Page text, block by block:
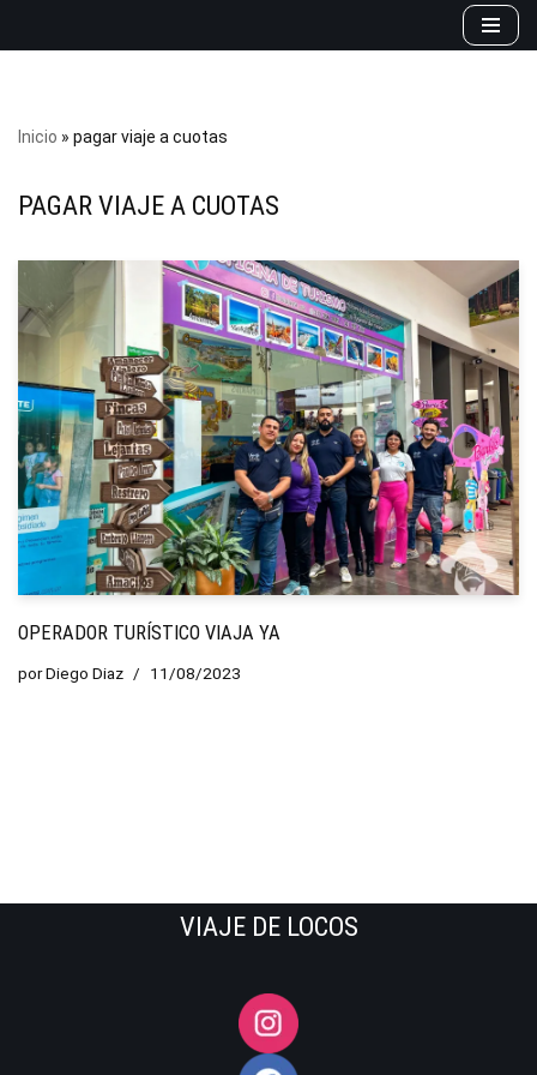
Inicio » pagar viaje a cuotas
PAGAR VIAJE A CUOTAS
OPERADOR TURÍSTICO VIAJA YA
porDiego Diaz 11/08/2023
VIAJE DE LOCOS